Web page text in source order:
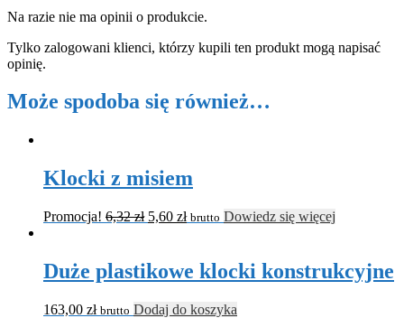
Na razie nie ma opinii o produkcie.
Tylko zalogowani klienci, którzy kupili ten produkt mogą napisać
opinię.
Może spodoba się również…
Klocki z misiem
Promocja! 6,32zł 5,60 zł brutto Dowiedz się więcej
Duże plastikowe klocki konstrukcyjne
163,00 zł brutto Dodaj do koszyka